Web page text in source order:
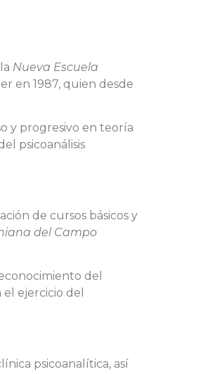
Nueva Escuela
en 1987, quien desde
y progresivo en teoría
psicoanálisis
de cursos básicos y
del Campo
del
ejercicio del
psicoanalítica, así